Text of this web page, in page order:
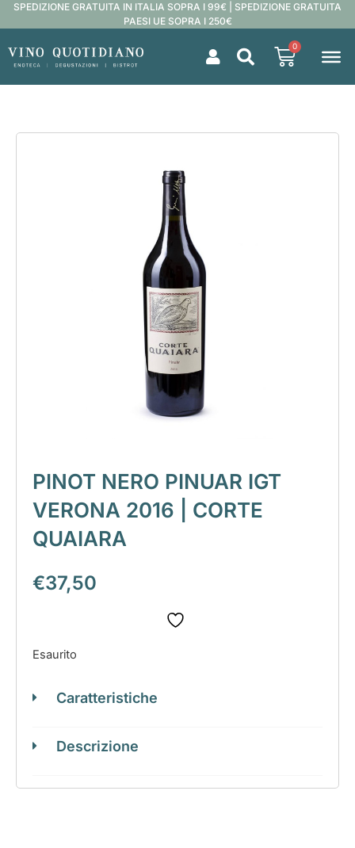
SPEDIZIONE GRATUITA IN ITALIA SOPRA I 99€ | SPEDIZIONE GRATUITA
PAESI UE SOPRA I 250€
0
PINOT NERO PINUAR IGT
VERONA 2016 | CORTE
QUAIARA
€37,50
Esaurito
Caratteristiche
Descrizione